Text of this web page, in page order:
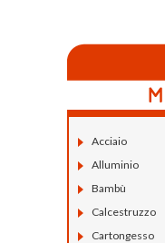
Acciaio
Alluminio
Bambù
Calcestruzzo
Cartongesso